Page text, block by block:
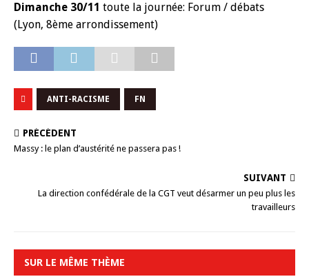
Dimanche 30/11 toute la journée: Forum / débats
(Lyon, 8ème arrondissement)
ANTI-RACISME FN
PRÉCÉDENT
Massy : le plan d’austérité ne passera pas !
SUIVANT
La direction confédérale de la CGT veut désarmer un peu plus les
travailleurs
SUR LE MÊME THÈME